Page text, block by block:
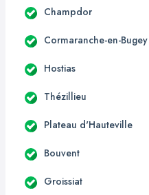
Champdor
Cormaranche-en-Bugey
Hostias
Thézillieu
Plateau d'Hauteville
Bouvent
Groissiat